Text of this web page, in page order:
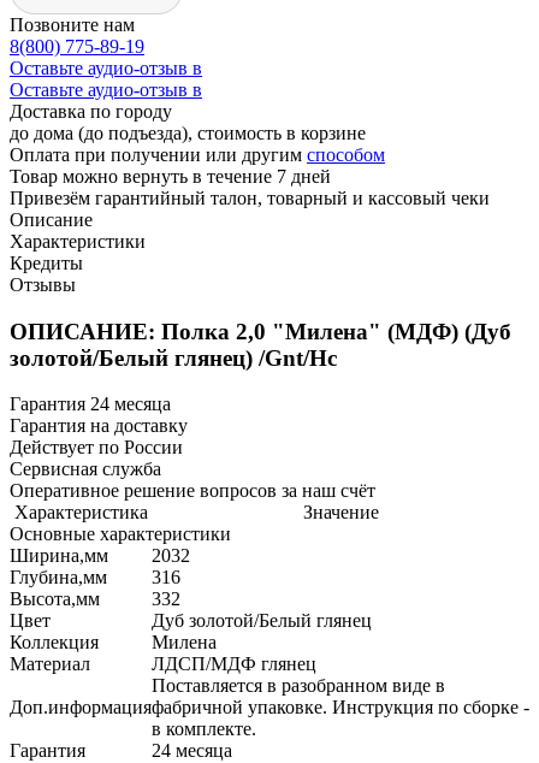
Позвоните нам
8(800) 775-89-19
Оставьте аудио-отзыв в
Оставьте аудио-отзыв в
Доставка по городу
до дома (до подъезда), стоимость в корзине
Оплата при получении или другим способом
Товар можно вернуть в течение 7 дней
Привезём гарантийный талон, товарный и кассовый чеки
Описание
Характеристики
Кредиты
Отзывы
ОПИСАНИЕ: Полка 2,0 "Милена" (МДФ) (Дуб
золотой/Белый глянец) /Gnt/Нс
Гарантия 24 месяца
Гарантия на доставку
Действует по России
Сервисная служба
Оперативное решение вопросов за наш счёт
Характеристика
Значение
Основные характеристики
Ширина,мм
2032
Глубина,мм
316
Высота,мм
332
Цвет
Дуб золотой/Белый глянец
Коллекция
Милена
Материал
ЛДСП/МДФ глянец
Доп.информация
Поставляется в разобранном виде в
фабричной упаковке. Инструкция по сборке -
в комплекте.
Гарантия
24 месяца